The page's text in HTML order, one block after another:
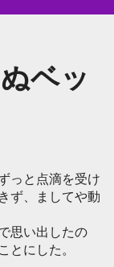
ベッ
っと点滴を受け
ず、ましてや動
思い出したの
とにした。